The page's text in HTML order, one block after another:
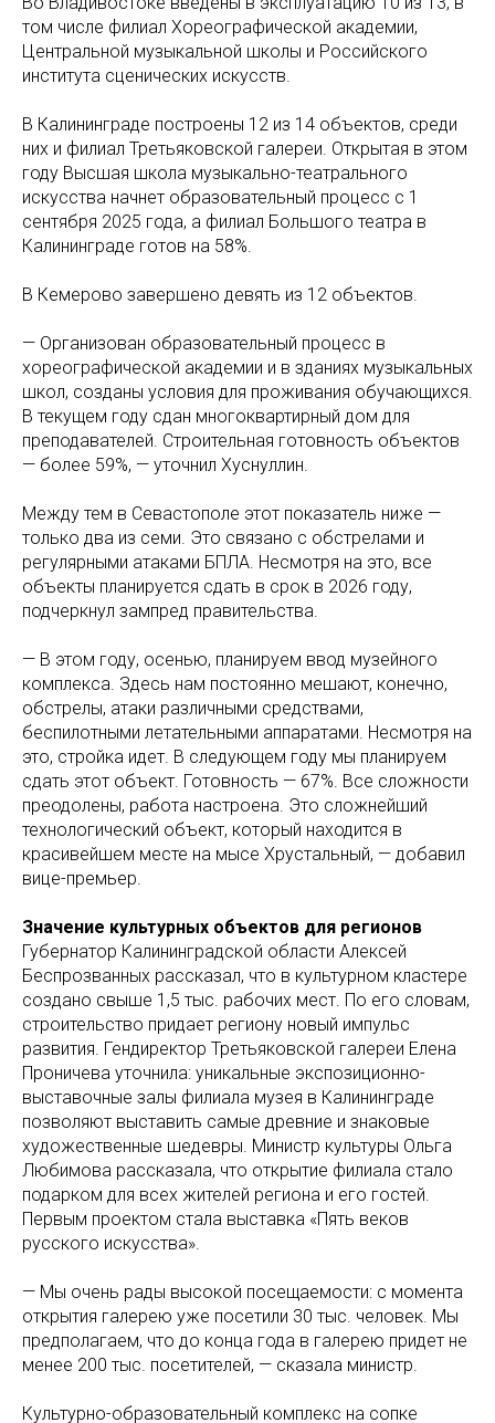
том числе филиал Хореографической академии,
Центральной музыкальной школы и Российского
института сценических искусств.
В Калининграде построены 12 из 14 объектов, среди
них и филиал Третьяковской галереи. Открытая в этом
году Высшая школа музыкально-театрального
искусства начнет образовательный процесс с 1
сентября 2025 года, а филиал Большого театра в
Калининграде готов на 58%.
В Кемерово завершено девять из 12 объектов.
— Организован образовательный процесс в
хореографической академии и в зданиях музыкальных
школ, созданы условия для проживания обучающихся.
В текущем году сдан многоквартирный дом для
преподавателей. Строительная готовность объектов
— более 59%, — уточнил Хуснуллин.
Между тем в Севастополе этот показатель ниже —
только два из семи. Это связано с обстрелами и
регулярными атаками БПЛА. Несмотря на это, все
объекты планируется сдать в срок в 2026 году,
подчеркнул зампред правительства.
— В этом году, осенью, планируем ввод музейного
комплекса. Здесь нам постоянно мешают, конечно,
обстрелы, атаки различными средствами,
беспилотными летательными аппаратами. Несмотря на
это, стройка идет. В следующем году мы планируем
сдать этот объект. Готовность — 67%. Все сложности
преодолены, работа настроена. Это сложнейший
технологический объект, который находится в
красивейшем месте на мысе Хрустальный, — добавил
вице-премьер.
Значение культурных объектов для регионов
Губернатор Калининградской области Алексей
Беспрозванных рассказал, что в культурном кластере
создано свыше 1,5 тыс. рабочих мест. По его словам,
строительство придает региону новый импульс
развития. Гендиректор Третьяковской галереи Елена
Проничева уточнила: уникальные экспозиционно-
выставочные залы филиала музея в Калининграде
позволяют выставить самые древние и знаковые
художественные шедевры. Министр культуры Ольга
Любимова рассказала, что открытие филиала стало
подарком для всех жителей региона и его гостей.
Первым проектом стала выставка «Пять веков
русского искусства».
— Мы очень рады высокой посещаемости: с момента
открытия галерею уже посетили 30 тыс. человек. Мы
предполагаем, что до конца года в галерею придет не
менее 200 тыс. посетителей, — сказала министр.
Культурно-образовательный комплекс на сопке